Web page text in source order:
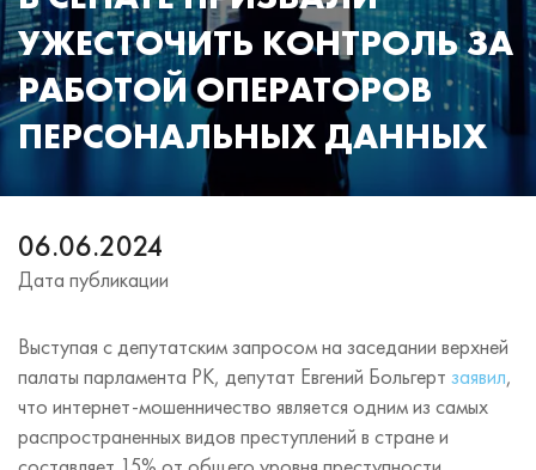
УЖЕСТОЧИТЬ КОНТРОЛЬ ЗА
РАБОТОЙ ОПЕРАТОРОВ
ПЕРСОНАЛЬНЫХ ДАННЫХ
06.06.2024
Дата публикации
Выступая с депутатским запросом на заседании верхней
палаты парламента РК, депутат Евгений Больгерт заявил,
что интернет-мошенничество является одним из самых
распространенных видов преступлений в стране и